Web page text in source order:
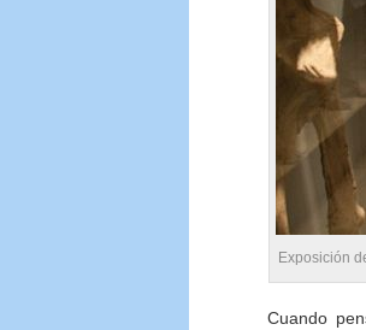
Exposición
Cuando